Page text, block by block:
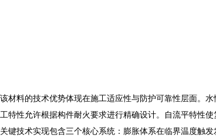
该材料的技术优势体现在施工适应性与防护可靠性层面。
工特性允许根据构件耐火要求进行精确设计。自流平特性
关键技术实现包含三个核心系统：膨胀体系在临界温度触